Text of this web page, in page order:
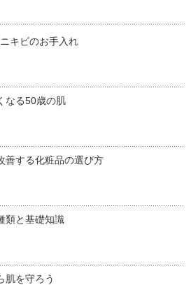
キビのお手入れ
なる50歳の肌
善する化粧品の選び方
類と基礎知識
肌を守ろう